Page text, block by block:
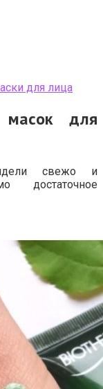
для лица
масок для
свежо и
достаточное